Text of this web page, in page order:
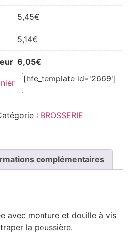
5,45€
5,14€
6,05€
[hfe_template id='2669']
: BROSSERIE
complémentaires
avec monture et douille à vis
la poussière.